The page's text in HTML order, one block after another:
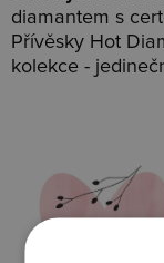
diamantem s
Přívěsky Hot
kolekce -
Slevy